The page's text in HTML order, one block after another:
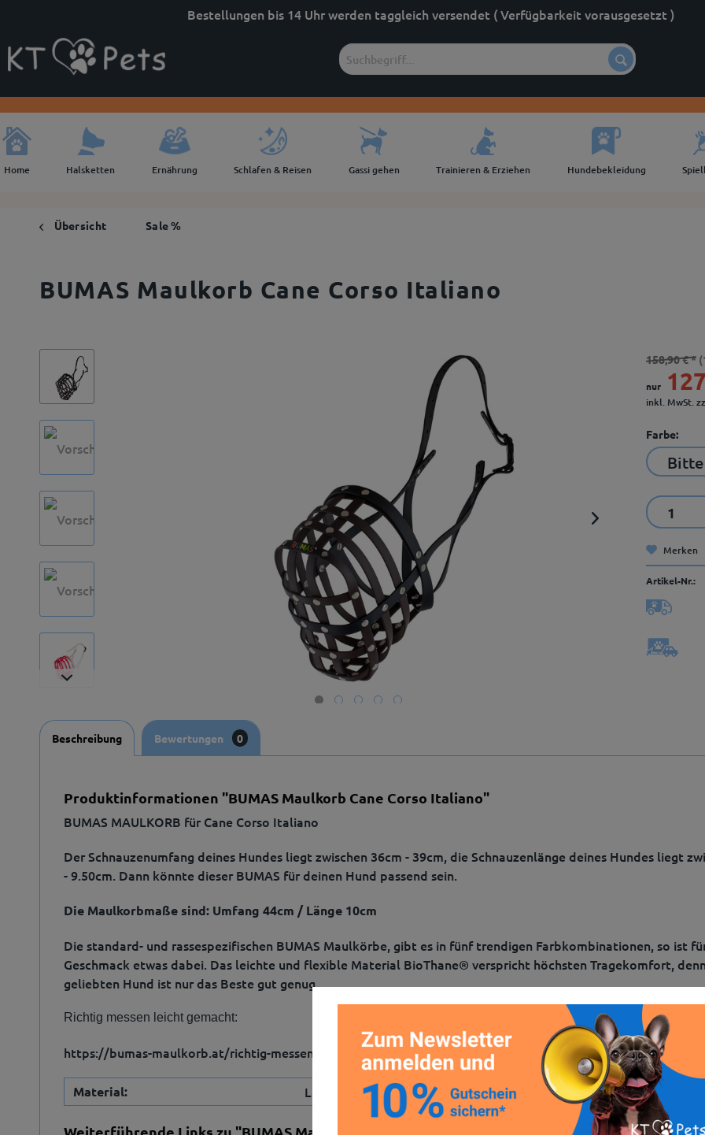
Bestellungen bis 14 Uhr werden taggleich versendet ( Verfügbarkeit vorausgesetzt )
Home Halsketten Ernährung Schlafen & Reisen Gassi gehen Trainieren & Erziehen Hundebekleidung
Übersicht Sale %
BUMAS Maulkorb Cane Corso Italiano
158,90 € *
nur
inkl. MwSt.
Farbe:
Merken
Artikel-Nr.:
Beschreibung Bewertungen 0
Produktinformationen "BUMAS Maulkorb Cane Corso Italiano"
BUMAS MAULKORB für Cane Corso Italiano
Der Schnauzenumfang deines Hundes liegt zwischen 36cm - 39cm, die Schnauzenlänge deines Hundes liegt
- 9.50cm. Dann könnte dieser BUMAS für deinen Hund passend sein.
Die Maulkorbmaße sind: Umfang 44cm / Länge 10cm
Die standard- und rassespezifischen BUMAS Maulkörbe, gibt es in fünf trendigen Farbkombinationen, so ist
Geschmack etwas dabei. Das leichte und flexible Material BioThane® verspricht höchsten Tragekomfort,
geliebten Hund ist nur das Beste gut genug.
Richtig messen leicht gemacht:
https://bumas-maulkorb.at/richtig-messen-fur-maulkorb/
Material: Leder